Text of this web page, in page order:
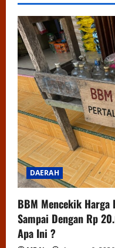
DAERAH
BBM Mencekik Harga
Sampai Dengan Rp
Apa Ini ?